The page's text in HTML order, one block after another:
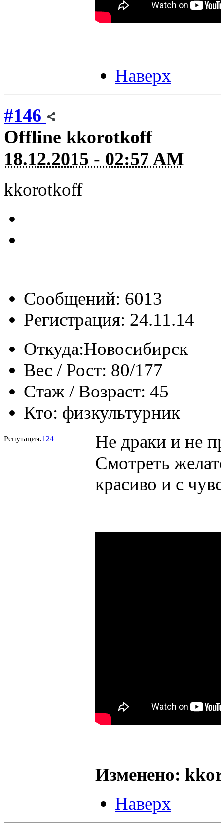
Наверх
#146
Offline kkorotkoff
18.12.2015 - 02:57 AM
kkorotkoff
Сообщений: 6013
Регистрация: 24.11.14
Откуда:Новосибирск
Вес / Рост: 80/177
Стаж / Возраст: 45
Кто: физкультурник
Репутация:124
Не драки и не
Смотреть
красиво и с
Изменено:
Наверх